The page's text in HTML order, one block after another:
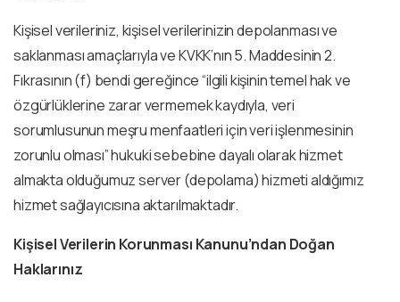
Kişisel verileriniz, kişisel verilerinizin depolanması ve
saklanması amaçlarıyla ve KVKK’nın 5. Maddesinin 2.
Fıkrasının (f) bendi gereğince “ilgili kişinin temel hak ve
özgürlüklerine zarar vermemek kaydıyla, veri
sorumlusunun meşru menfaatleri için veri işlenmesinin
zorunlu olması” hukuki sebebine dayalı olarak hizmet
almakta olduğumuz server (depolama) hizmeti aldığımız
hizmet sağlayıcısına aktarılmaktadır.
Kişisel Verilerin Korunması Kanunu’ndan Doğan
Haklarınız